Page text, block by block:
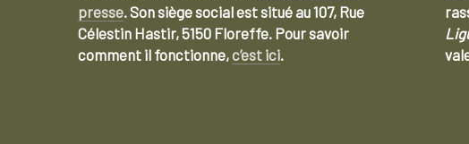
presse. Son siège social est situé au 107, Rue
Célestin Hastir, 5150 Floreffe. Pour savoir
comment il fonctionne,c’est ici.